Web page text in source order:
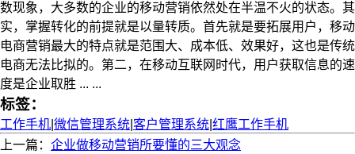
数现象，大多数的企业的移动营销依然处在半温不火的状态。其
实，掌握转化的前提就是以量转质。首先就是要拓展用户，移动
电商营销最大的特点就是范围大、成本低、效果好，这也是传统
电商无法比拟的。第二，在移动互联网时代，用户获取信息的速
度是企业取胜 ... ...
标签：
工作手机 微信管理系统 客户管理系统 红鹰工作手机
上一篇： 企业做移动营销所要懂的三大观念